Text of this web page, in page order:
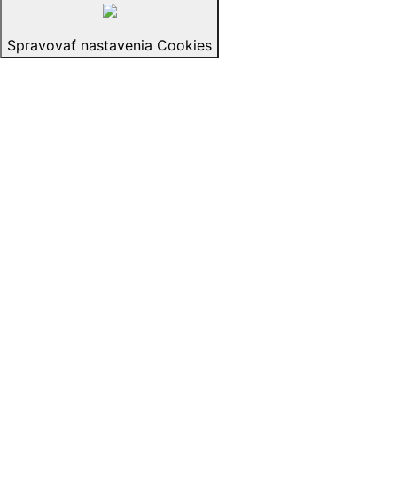
Spravovať nastavenia Cookies